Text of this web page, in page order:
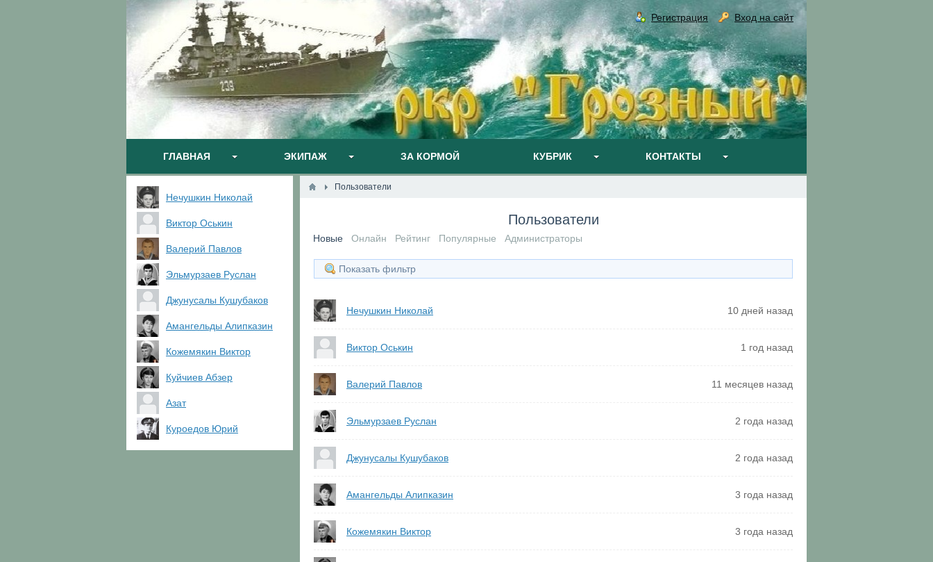
Регистрация Вход на сайт
ГЛАВНАЯ ЭКИПАЖ ЗА КОРМОЙ КУБРИК КОНТАКТЫ
Пользователи
Пользователи
Новые Онлайн Рейтинг Популярные Администраторы
Показать фильтр
Нечушкин Николай 10 дней назад
Виктор Оськин 1 год назад
Валерий Павлов 11 месяцев назад
Эльмурзаев Руслан 2 года назад
Джунусалы Кушубаков 2 года назад
Амангельды Алипказин 3 года назад
Кожемякин Виктор 3 года назад
Нечушкин Николай
Виктор Оськин
Валерий Павлов
Эльмурзаев Руслан
Джунусалы Кушубаков
Амангельды Алипказин
Кожемякин Виктор
Куйчиев Абзер
Азат
Куроедов Юрий